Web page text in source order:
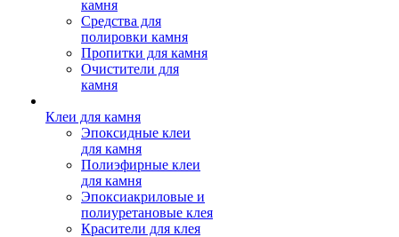
камня
Средства для
полировки камня
Пропитки для камня
Очистители для
камня
Клеи для камня
Эпоксидные клеи
для камня
Полиэфирные клеи
для камня
Эпоксиакриловые и
полиуретановые клея
Красители для клея